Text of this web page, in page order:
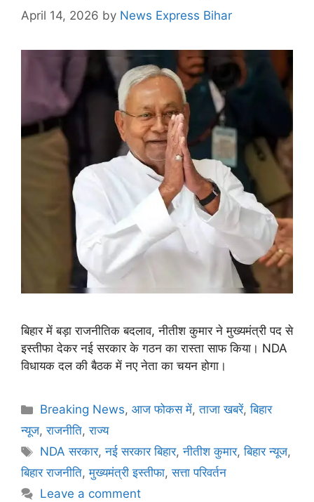
April 14, 2026 by News Express Bihar
बिहार में बड़ा राजनीतिक बदलाव, नीतीश कुमार ने मुख्यमंत्री पद से
इस्तीफा देकर नई सरकार के गठन का रास्ता साफ किया। NDA
विधायक दल की बैठक में नए नेता का चयन होगा।
Breaking News,आज फोकस में,ताजा खबरें,बिहार
न्यूज,राजनीति,राज्य
NDA सरकार,नई सरकार बिहार,नीतीश कुमार,बिहार न्यूज,
बिहार राजनीति,मुख्यमंत्री इस्तीफा,सत्ता परिवर्तन
Leave a comment